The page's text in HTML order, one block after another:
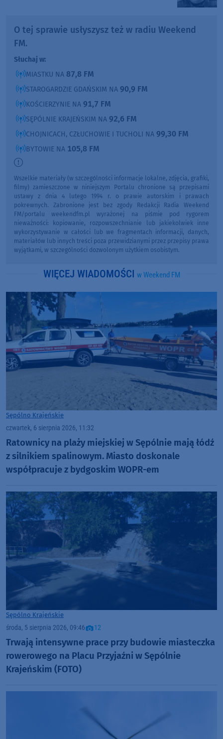
O tej sprawie usłyszysz też w radiu Weekend
FM.
Słuchaj w:
MIASTKU NA 87,8 FM
STAROGARDZIE GDAŃSKIM NA 90,9 FM
KOŚCIERZYNIE NA 91,7 FM
SĘPÓLNIE KRAJEŃSKIM NA 92,6 FM
CHOJNICACH, CZŁUCHOWIE I TUCHOLI NA 99,30 FM
BYTOWIE NA 105,8 FM
Wszelkie materiały (w szczególności informacje lokalne, zdjęcia, grafiki,
filmy) zamieszczone w niniejszym Portalu chronione są przepisami
ustawy z dnia 4 lutego 1994 r. o prawie autorskim i prawach
pokrewnych. Zabronione jest bez zgody Redakcji Radia Weekend
FM/portalu weekendfm.pl wyrażonej na piśmie pod rygorem
nieważności: kopiowanie, rozpowszechnianie lub jakiekolwiek inne
wykorzystywanie w całości lub we fragmentach informacji, danych,
materiałów lub innych treści poza przewidzianymi przez przepisy prawa
wyjątkami, w szczególności dozwolonym użytkiem osobistym.
WIĘCEJ WIADOMOŚCI w Weekend FM
Sępólno Krajeńskie
czwartek, 6 sierpnia 2026, 11:32
Ratownicy na plaży miejskiej w Sępólnie mają łódź
z silnikiem spalinowym. Miasto doskonale
współpracuje z bydgoskim WOPR-em
Sępólno Krajeńskie
środa, 5 sierpnia 2026, 09:46 12
Trwają intensywne prace przy budowie miasteczka
rowerowego na Placu Przyjaźni w Sępólnie
Krajeńskim (FOTO)